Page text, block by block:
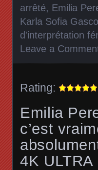
arrêté, Emilia
Karla Sofia
d'interprétation
Leave a
Rating:
Emilia
c’est
4K ULTRA